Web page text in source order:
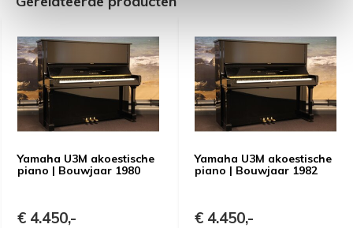
Yamaha U3M akoestische
piano | Bouwjaar 1980
€ 4.450,-
Yamaha U3M akoestische
piano | Bouwjaar 1982
€ 4.450,-